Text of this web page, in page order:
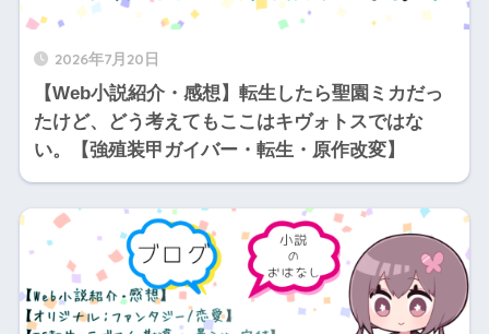
2026年7月20日
【Web小説紹介・感想】転生したら聖園ミカだっ
たけど、どう考えてもここはキヴォトスではな
い。【強殖装甲ガイバー・転生・原作改変】